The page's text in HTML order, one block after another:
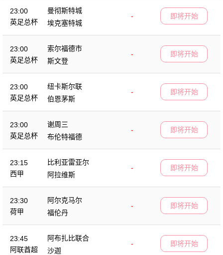
23:00
英足总杯
曼彻斯特城
-
埃克塞特城
即将开始
23:00
英足总杯
索尔福德市
-
斯文登
即将开始
23:00
英足总杯
纽卡斯尔联
-
伯恩茅斯
即将开始
23:00
英足总杯
谢周三
-
布伦特福德
即将开始
23:15
西甲
比利亚雷亚尔
-
阿拉维斯
即将开始
23:30
荷甲
阿尔克马尔
-
福伦丹
即将开始
23:45
阿联酋超
阿布扎比联合
-
沙迦
即将开始